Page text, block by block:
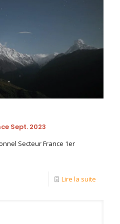
Sept. 2023
Secteur France 1er
Lire la suite